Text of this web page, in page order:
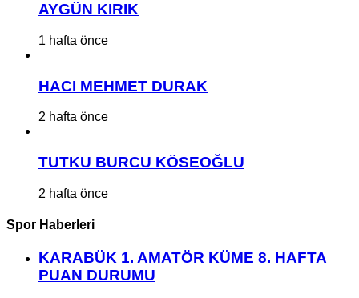
AYGÜN KIRIK
1 hafta önce
HACI MEHMET DURAK
2 hafta önce
TUTKU BURCU KÖSEOĞLU
2 hafta önce
Spor Haberleri
KARABÜK 1. AMATÖR KÜME 8. HAFTA
PUAN DURUMU